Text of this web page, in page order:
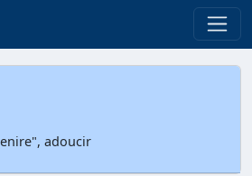
adoucir